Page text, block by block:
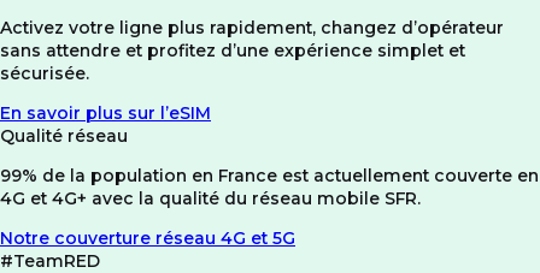
Activez votre ligne plus rapidement, changez d’opérateur
sans attendre et profitez d’une expérience simplet et
sécurisée.
En savoir plus sur l’eSIM
Qualité réseau
99% de la population en France est actuellement couverte en
4G et 4G+ avec la qualité du réseau mobile SFR.
Notre couverture réseau 4G et 5G
#TeamRED